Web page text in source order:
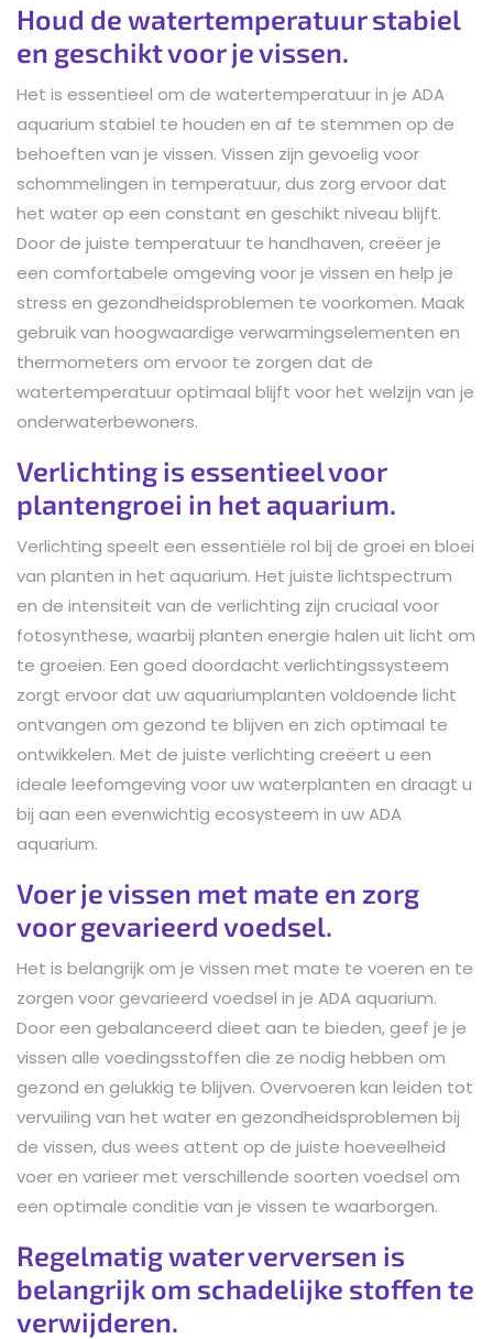
Houd de watertemperatuur stabiel
en geschikt voor je vissen.
Het is essentieel om de watertemperatuur in je ADA
aquarium stabiel te houden en af te stemmen op de
behoeften van je vissen. Vissen zijn gevoelig voor
schommelingen in temperatuur, dus zorg ervoor dat
het water op een constant en geschikt niveau blijft.
Door de juiste temperatuur te handhaven, creëer je
een comfortabele omgeving voor je vissen en help je
stress en gezondheidsproblemen te voorkomen. Maak
gebruik van hoogwaardige verwarmingselementen en
thermometers om ervoor te zorgen dat de
watertemperatuur optimaal blijft voor het welzijn van je
onderwaterbewoners.
Verlichting is essentieel voor
plantengroei in het aquarium.
Verlichting speelt een essentiële rol bij de groei en bloei
van planten in het aquarium. Het juiste lichtspectrum
en de intensiteit van de verlichting zijn cruciaal voor
fotosynthese, waarbij planten energie halen uit licht om
te groeien. Een goed doordacht verlichtingssysteem
zorgt ervoor dat uw aquariumplanten voldoende licht
ontvangen om gezond te blijven en zich optimaal te
ontwikkelen. Met de juiste verlichting creëert u een
ideale leefomgeving voor uw waterplanten en draagt u
bij aan een evenwichtig ecosysteem in uw ADA
aquarium.
Voer je vissen met mate en zorg
voor gevarieerd voedsel.
Het is belangrijk om je vissen met mate te voeren en te
zorgen voor gevarieerd voedsel in je ADA aquarium.
Door een gebalanceerd dieet aan te bieden, geef je je
vissen alle voedingsstoffen die ze nodig hebben om
gezond en gelukkig te blijven. Overvoeren kan leiden tot
vervuiling van het water en gezondheidsproblemen bij
de vissen, dus wees attent op de juiste hoeveelheid
voer en varieer met verschillende soorten voedsel om
een optimale conditie van je vissen te waarborgen.
Regelmatig water verversen is
belangrijk om schadelijke stoffen te
verwijderen.